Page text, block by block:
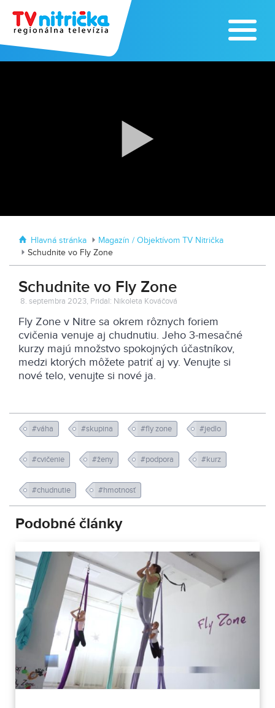
Výrobe medu zasvätil celý svoj život
Hlavná stránka
Magazín / Objektívom TV Nitrička
Schudnite vo Fly Zone
Schudnite vo Fly Zone
8. septembra 2023, Pridal: Nikoleta Kováčová
Fly Zone v Nitre sa okrem rôznych foriem
cvičenia venuje aj chudnutiu. Jeho 3-mesačné
kurzy majú množstvo spokojných účastníkov,
medzi ktorých môžete patriť aj vy. Venujte si
nové telo, venujte si nové ja.
#váha #skupina #fly zone #jedlo
#cvičenie #ženy #podpora #kurz
#chudnutie #hmotnosť
Podobné články